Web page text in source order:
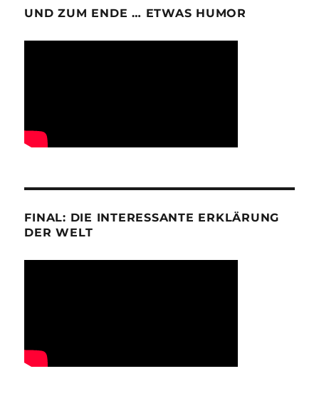
UND ZUM ENDE … ETWAS HUMOR
FINAL: DIE INTERESSANTE ERKLÄRUNG
DER WELT